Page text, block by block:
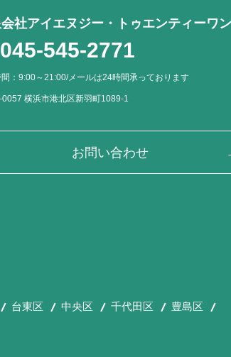
社アイエヌジー・トゥエンティーワン
045-545-2771
：9:00～21:00/メールは24時間承っております
横浜市港北区新羽町1089-1
お問い合わせ
台東区 中央区 千代田区
豊島区